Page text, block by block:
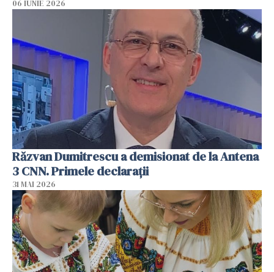
06 IUNIE 2026
Răzvan Dumitrescu a demisionat de la Antena
3 CNN. Primele declarații
31 MAI 2026